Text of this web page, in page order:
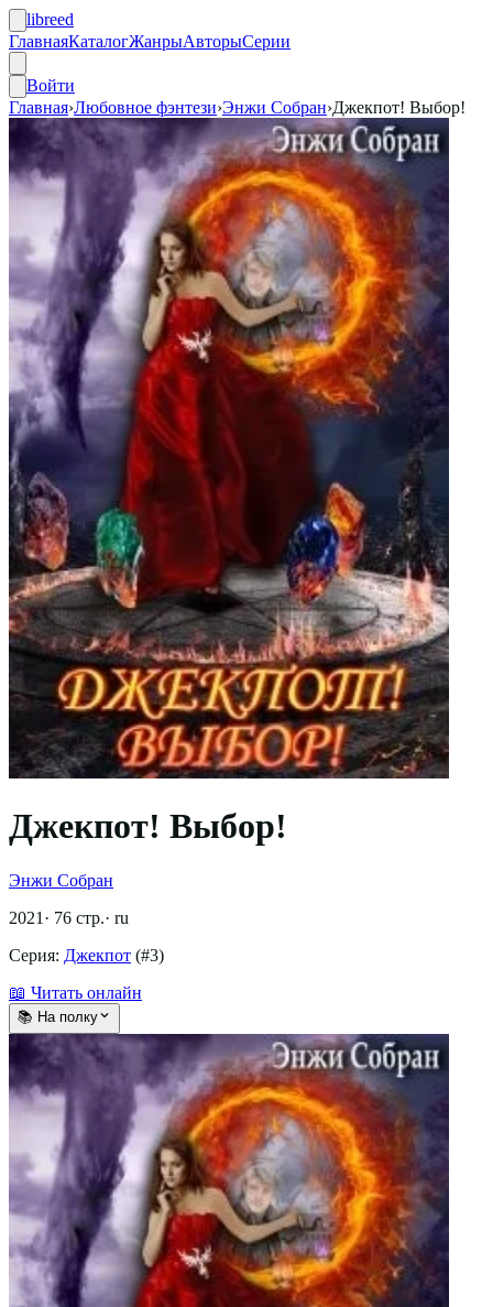
libreed
ГлавнаяКаталогЖанрыАвторыСерии
Войти
Главная›Любовное фэнтези›Энжи Собран›Джекпот! Выбор!
Джекпот! Выбор!
Энжи Собран
2021 · 76 стр.· ru
Серия: Джекпот (#3)
📖 Читать онлайн
📚 На полку